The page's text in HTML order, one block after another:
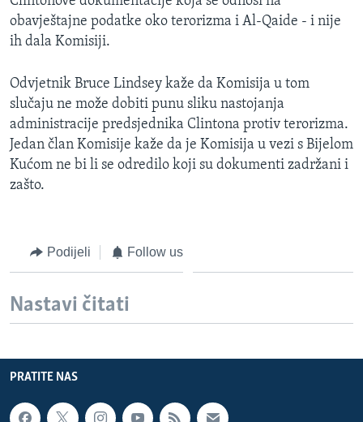
obavještajne podatke oko terorizma i Al-Qaide - i nije
ih dala Komisiji.
Odvjetnik Bruce Lindsey kaže da Komisija u tom
slučaju ne može dobiti punu sliku nastojanja
administracije predsjednika Clintona protiv terorizma.
Jedan član Komisije kaže da je Komisija u vezi s Bijelom
Kućom ne bi li se odredilo koji su dokumenti zadržani i
zašto.
Podijeli Follow us
Nastavi čitati
PRATITE NAS